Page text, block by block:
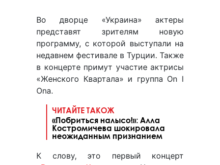
Во дворце «Украина» актеры
представят зрителям новую
программу, с которой выступали на
недавнем фестивале в Турции. Также
в концерте примут участие актрисы
«Женского Квартала» и группа On I
Ona.
ЧИТАЙТЕ ТАКОЖ
«Побриться налысо!»: Алла
Костромичева шокировала
неожиданным признанием
К слову, это первый концерт